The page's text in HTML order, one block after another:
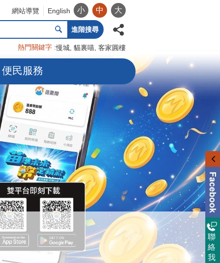
網站導覽 English 小 中 大
進階搜尋
熱門關鍵字 慢城 貓裏喵 客家圓樓
便民服務
聯
絡
我